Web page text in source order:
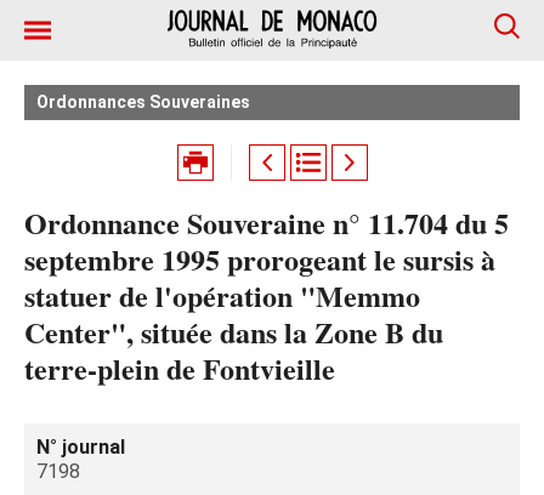
Ordonnances Souveraines
Ordonnance Souveraine n° 11.704 du 5
septembre 1995 prorogeant le sursis à
statuer de l'opération "Memmo
Center", située dans la Zone B du
terre-plein de Fontvieille
N° journal
7198